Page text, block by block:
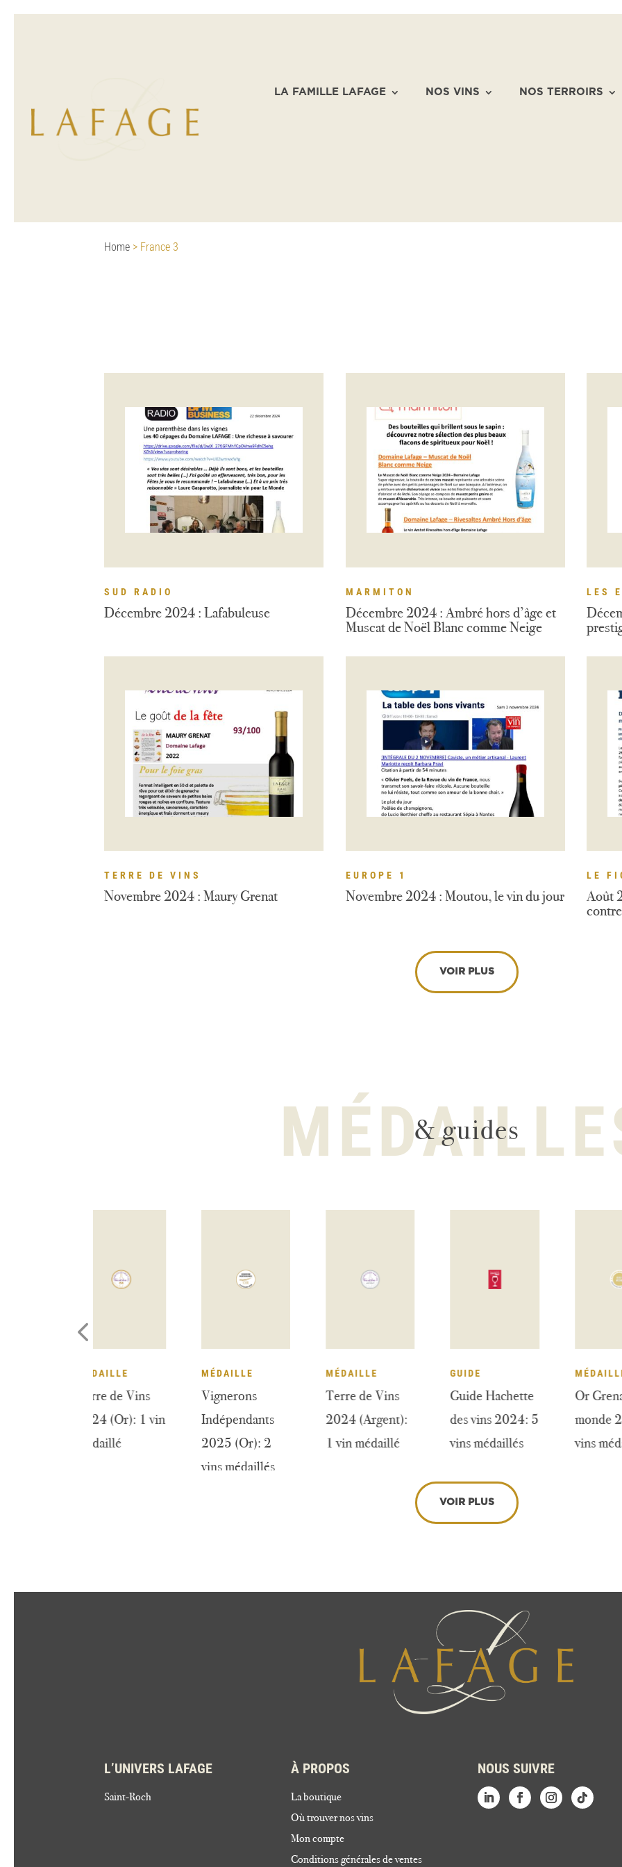
LA FAMILLE LAFAGE NOS VINS NOS TERROIRS
Home > France 3
Décembre 2024 : Lafabuleuse
SUD RADIO
Décembre 2024 : Ambré hors d’âge et
Muscat de Noël Blanc comme Neige
MARMITON LES
Novembre 2024 : Maury Grenat
TERRE DE VINS
Novembre 2024 : Moutou, le vin du jour
EUROPE 1
Août
LE
VOIR PLUS
& guides
Terre de Vins
2024 (Or): 1 vin
médaillé
MÉDAILLE
Vignerons
Indépendants
2025 (Or): 2
vins médaillés
MÉDAILLE
Terre de Vins
2024 (Argent):
1 vin médaillé
MÉDAILLE
Guide Hachette
des vins 2024: 5
vins médaillés
VOIR PLUS
L’UNIVERS LAFAGE
Saint-Roch
À PROPOS
La boutique
Où trouver nos vins
Mon compte
Conditions générales de ventes
NOUS SUIVRE